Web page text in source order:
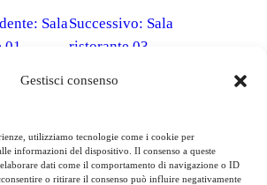
Gestisci consenso
utilizziamo tecnologie come i cookie per
informazioni del dispositivo. Il consenso a queste
dati come il comportamento di navigazione o ID
o ritirare il consenso può influire negativamente
Sala
01
Successivo: Sala
ristorante 03